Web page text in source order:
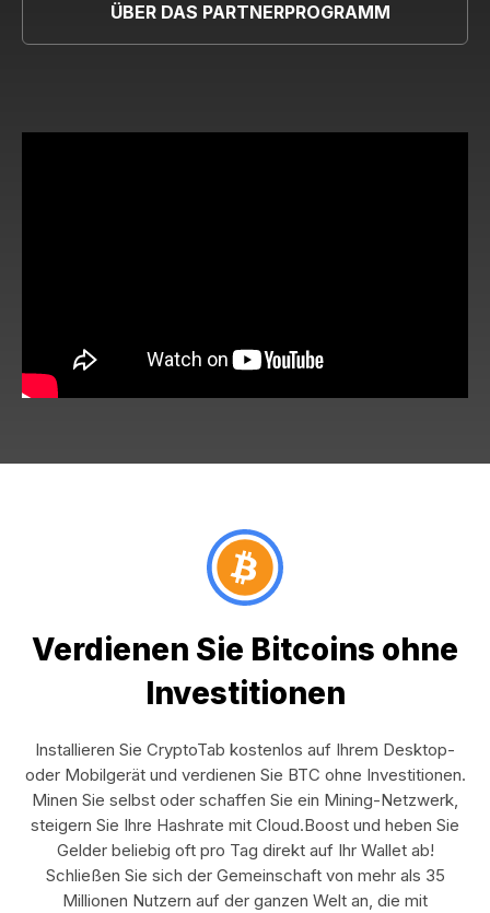
ÜBER DAS PARTNERPROGRAMM
Verdienen Sie Bitcoins ohne
Investitionen
Installieren Sie CryptoTab kostenlos auf Ihrem Desktop-
oder Mobilgerät und verdienen Sie BTC ohne Investitionen.
Minen Sie selbst oder schaffen Sie ein Mining-Netzwerk,
steigern Sie Ihre Hashrate mit Cloud.Boost und heben Sie
Gelder beliebig oft pro Tag direkt auf Ihr Wallet ab!
Schließen Sie sich der Gemeinschaft von mehr als 35
Millionen Nutzern auf der ganzen Welt an, die mit